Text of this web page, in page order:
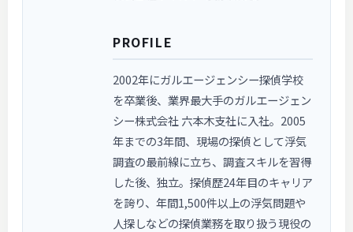
PROFILE
2002年にガルエージェンシー探偵学校
を卒業後、業界最大手のガルエージェン
シー株式会社 六本木支社に入社。2005
年までの3年間、現場の探偵として浮気
調査の最前線に立ち、調査スキルを習得
した後、独立。探偵歴24年目のキャリア
を誇り、年間1,500件以上の浮気問題や
人探しなどの探偵業務を取り扱う現役の